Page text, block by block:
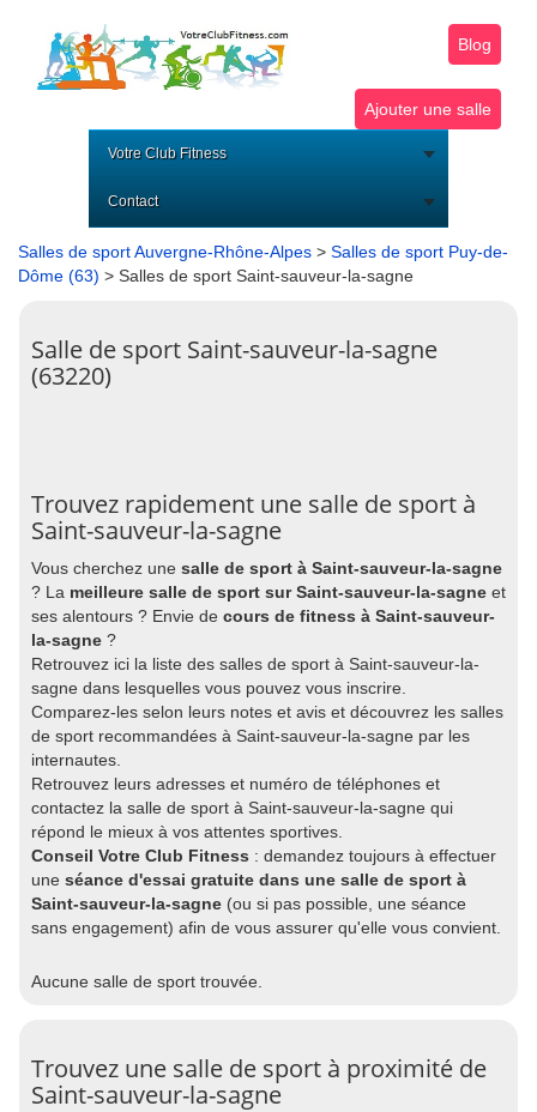
Blog
Ajouter une salle
Votre Club Fitness
Contact
Salles de sport Auvergne-Rhône-Alpes > Salles de sport Puy-de-
Dôme (63) > Salles de sport Saint-sauveur-la-sagne
Salle de sport Saint-sauveur-la-sagne
(63220)
Trouvez rapidement une salle de sport à
Saint-sauveur-la-sagne
Vous cherchez une salle de sport à Saint-sauveur-la-sagne
? La meilleure salle de sport sur Saint-sauveur-la-sagne et
ses alentours ? Envie de cours de fitness à Saint-sauveur-
la-sagne ?
Retrouvez ici la liste des salles de sport à Saint-sauveur-la-
sagne dans lesquelles vous pouvez vous inscrire.
Comparez-les selon leurs notes et avis et découvrez les salles
de sport recommandées à Saint-sauveur-la-sagne par les
internautes.
Retrouvez leurs adresses et numéro de téléphones et
contactez la salle de sport à Saint-sauveur-la-sagne qui
répond le mieux à vos attentes sportives.
Conseil Votre Club Fitness : demandez toujours à effectuer
une séance d'essai gratuite dans une salle de sport à
Saint-sauveur-la-sagne (ou si pas possible, une séance
sans engagement) afin de vous assurer qu'elle vous convient.
Aucune salle de sport trouvée.
Trouvez une salle de sport à proximité de
Saint-sauveur-la-sagne